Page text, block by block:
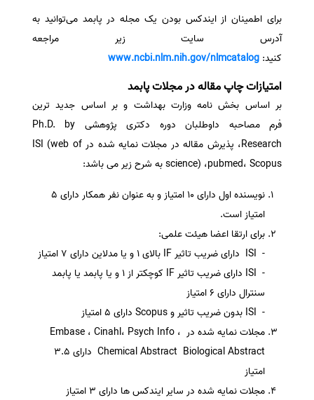
برای اطمینان از ایندکس بودن یک مجله در پابمد می‌توانید به
آدرس سایت زیر مراجعه
کنید: www.ncbi.nlm.nih.gov/nlmcatalog
امتیازات چاپ مقاله در مجلات پابمد
بر اساس بخش نامه وزارت بهداشت و بر اساس جدید ترین
فرم مصاحبه داوطلبان دوره دکتری پژوهشی Ph.D. by
Research، پذیرش مقاله در مجلات نمایه شده در ISI (web of
science) ،pubmed، Scopus به شرح زیر می باشد:
نویسنده اول دارای 10 امتیاز و به عنوان نفر همکار دارای 5
امتیاز است.
برای ارتقا اعضا هیئت علمی:
- ISI دارای ضریب تاثیر IF بالای 1 و یا مدلاین دارای 7 امتیاز
- ISI دارای ضریب تاثیر IF کوچکتر از 1 و یا پابمد یا پابمد
سنترال دارای 6 امتیاز
- ​​​​​​​ISI بدون ضریب تاثیر و Scopus دارای 5 امتیاز
مجلات نمایه شده در Embase ، Cinahl، Psych Info ،
Chemical Abstract Biological Abstract دارای 3.5
امتیاز
مجلات نمایه شده در ساير ايندكس ها دارای 3 امتیاز